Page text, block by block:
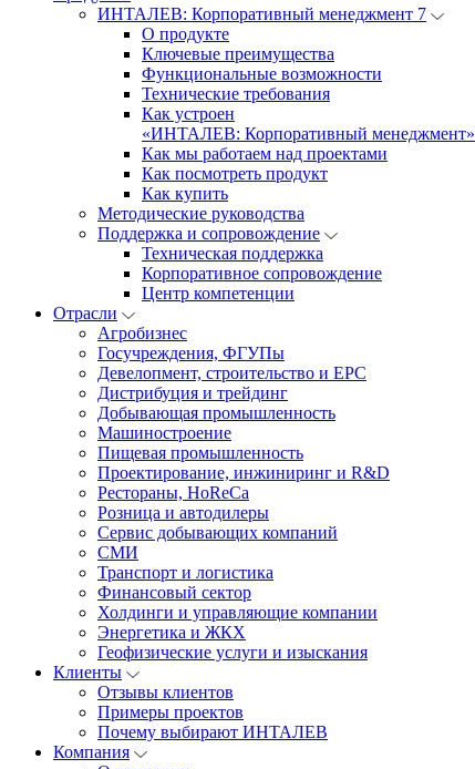
ИНТАЛЕВ: Корпоративный менеджмент 7
О продукте
Ключевые преимущества
Функциональные возможности
Технические требования
Как устроен
«ИНТАЛЕВ: Корпоративный менеджмент»
Как мы работаем над проектами
Как посмотреть продукт
Как купить
Методические руководства
Поддержка и сопровождение
Техническая поддержка
Корпоративное сопровождение
Центр компетенции
Отрасли
Агробизнес
Госучреждения, ФГУПы
Девелопмент, строительство и EPC
Дистрибуция и трейдинг
Добывающая промышленность
Машиностроение
Пищевая промышленность
Проектирование, инжиниринг и R&D
Рестораны, HoReCa
Розница и автодилеры
Сервис добывающих компаний
СМИ
Транспорт и логистика
Финансовый сектор
Холдинги и управляющие компании
Энергетика и ЖКХ
Геофизические услуги и изыскания
Клиенты
Отзывы клиентов
Примеры проектов
Почему выбирают ИНТАЛЕВ
Компания